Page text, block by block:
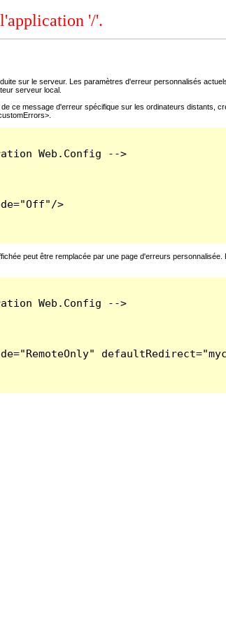
'/'.
sur le serveur. Les paramètres d'erreur personnalisés
serveur local.
ce message d'erreur spécifique sur les ordinateurs distants,
Web.Config -->
>
peut être remplacée par une page d'erreurs
Web.Config -->